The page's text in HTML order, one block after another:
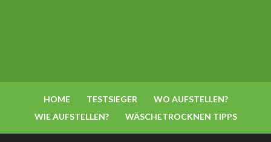
HOME TESTSIEGER
WO AUFSTELLEN?
WIE AUFSTELLEN?
WÄSCHETROCKNEN TIPPS